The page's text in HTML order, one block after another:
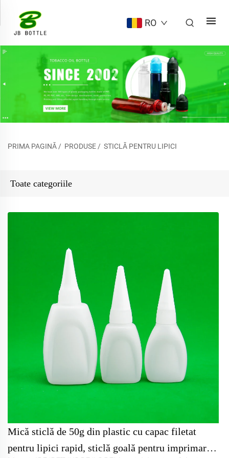
RO
PRIMA PAGINĂ/ PRODUSE/ STICLĂ PENTRU LIPICI
Toate categoriile
Mică sticlă de 50g din plastic cu capac filetat
pentru lipici rapid, sticlă goală pentru imprimare